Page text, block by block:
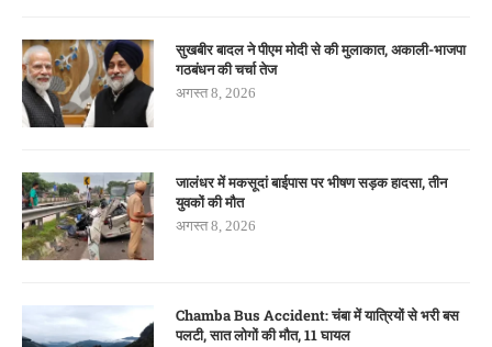
सुखबीर बादल ने पीएम मोदी से की मुलाकात, अकाली-भाजपा
गठबंधन की चर्चा तेज
अगस्त 8, 2026
जालंधर में मकसूदां बाईपास पर भीषण सड़क हादसा, तीन
युवकों की मौत
अगस्त 8, 2026
Chamba Bus Accident: चंबा में यात्रियों से भरी बस
पलटी, सात लोगों की मौत, 11 घायल